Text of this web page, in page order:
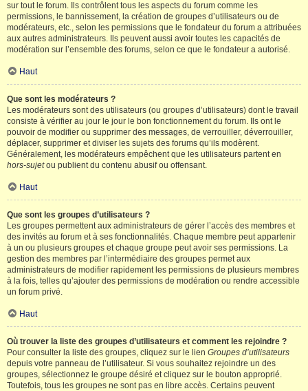
sur tout le forum. Ils contrôlent tous les aspects du forum comme les
permissions, le bannissement, la création de groupes d’utilisateurs ou de
modérateurs, etc., selon les permissions que le fondateur du forum a attribuées
aux autres administrateurs. Ils peuvent aussi avoir toutes les capacités de
modération sur l’ensemble des forums, selon ce que le fondateur a autorisé.
Haut
Que sont les modérateurs ?
Les modérateurs sont des utilisateurs (ou groupes d’utilisateurs) dont le travail
consiste à vérifier au jour le jour le bon fonctionnement du forum. Ils ont le
pouvoir de modifier ou supprimer des messages, de verrouiller, déverrouiller,
déplacer, supprimer et diviser les sujets des forums qu’ils modèrent.
Généralement, les modérateurs empêchent que les utilisateurs partent en
hors-sujetou publient du contenu abusif ou offensant.
Haut
Que sont les groupes d’utilisateurs ?
Les groupes permettent aux administrateurs de gérer l’accès des membres et
des invités au forum et à ses fonctionnalités. Chaque membre peut appartenir
à un ou plusieurs groupes et chaque groupe peut avoir ses permissions. La
gestion des membres par l’intermédiaire des groupes permet aux
administrateurs de modifier rapidement les permissions de plusieurs membres
à la fois, telles qu’ajouter des permissions de modération ou rendre accessible
un forum privé.
Haut
Où trouver la liste des groupes d’utilisateurs et comment les rejoindre ?
Pour consulter la liste des groupes, cliquez sur le lien Groupes d’utilisateurs
depuis votre panneau de l’utilisateur. Si vous souhaitez rejoindre un des
groupes, sélectionnez le groupe désiré et cliquez sur le bouton approprié.
Toutefois, tous les groupes ne sont pas en libre accès. Certains peuvent